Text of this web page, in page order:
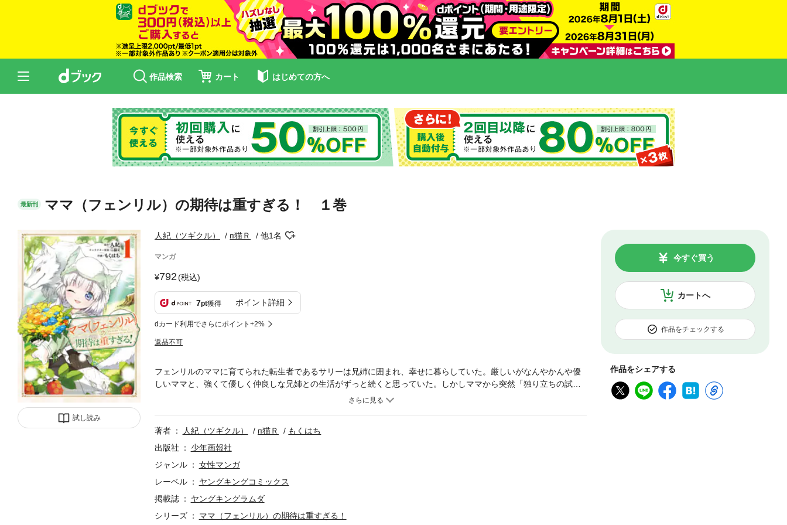
作品検索 カート はじめての方へ
最新刊 ママ（フェンリル）の期待は重すぎる！ １巻
試し読み
人紀（ツギクル） п猫Ｒ 他1名
マンガ
792(税込)
7pt獲得 ポイント詳細
dカード利用でさらにポイント+2%
返品不可
カートへ
今すぐ買う
作品をチェックする
作品をシェアする
フェンリルのママに育てられた転生者であるサリーは兄姉に囲まれ、幸せに暮らしていた。厳しいがなんやかんや優
しいママと、強くて優しく仲良しな兄姉との生活がずっと続くと思っていた。しかしママから突然「独り立ちの試
験」だと、南の森を支配するように言われ…！？フェンリルに育てられた（家庭内）最弱の少女が始める、スローラ
著者 人紀（ツギクル） п猫Ｒ
もくはち
出版社
少年画報社
ジャンル
女性マンガ
レーベル
ヤングキングコミックス
掲載誌
ヤングキングラムダ
シリーズ
ママ（フェンリル）の期待は重すぎる！